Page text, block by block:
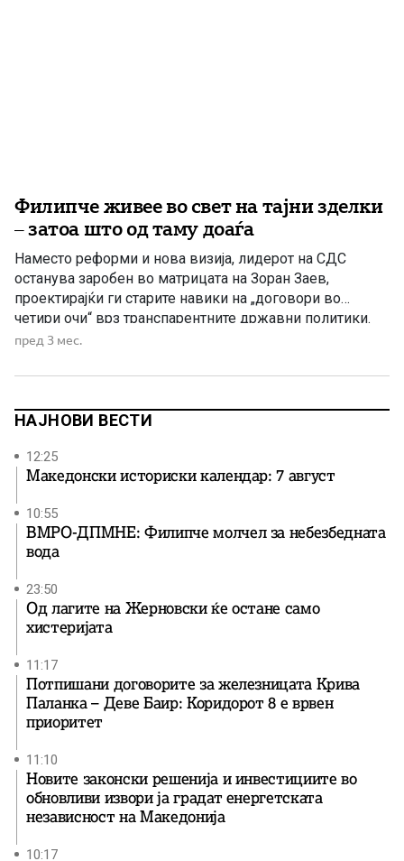
Филипче живее во свет на тајни зделки
– затоа што од таму доаѓа
Наместо реформи и нова визија, лидерот на СДС
останува заробен во матрицата на Зоран Заев,
проектирајќи ги старите навики на „договори во
четири очи“ врз транспарентните државни политики.
пред 3 мес.
НАЈНОВИ ВЕСТИ
12:25
Македонски историски календар: 7 август
10:55
ВМРО-ДПМНЕ: Филипче молчел за небезбедната
вода
23:50
Од лагите на Жерновски ќе остане само
хистеријата
11:17
Потпишани договорите за железницата Крива
Паланка – Деве Баир: Коридорот 8 е врвен
приоритет
11:10
Новите законски решенија и инвестициите во
обновливи извори ја градат енергетската
независност на Македонија
10:17